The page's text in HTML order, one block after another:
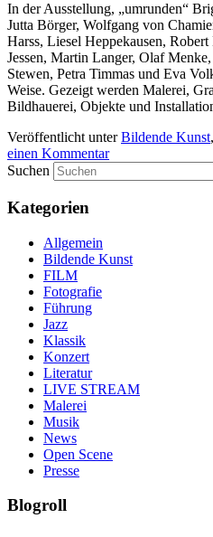
In der Ausstellung, „umrunden“
Jutta Börger, Wolfgang von
Harss, Liesel Heppekausen,
Jessen, Martin Langer, Olaf
Stewen, Petra Timmas und Eva
Weise. Gezeigt werden Malerei,
Bildhauerei, Objekte und
Veröffentlicht unter Bildende Kunst,
einen Kommentar
Suchen
Kategorien
Allgemein
Bildende Kunst
FILM
Fotografie
Führung
Jazz
Klassik
Konzert
Literatur
LIVE STREAM
Malerei
Musik
News
Open Scene
Presse
Blogroll